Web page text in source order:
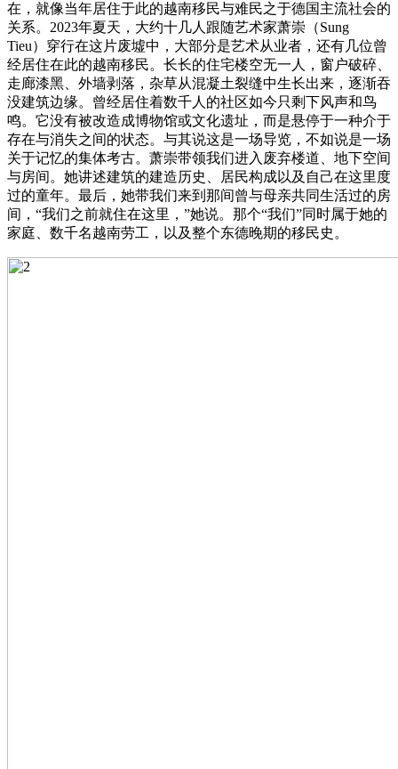
在，就像当年居住于此的越南移民与难民之于德国主流社会的
关系。2023年夏天，大约十几人跟随艺术家萧崇（Sung
Tieu）穿行在这片废墟中，大部分是艺术从业者，还有几位曾
经居住在此的越南移民。长长的住宅楼空无一人，窗户破碎、
走廊漆黑、外墙剥落，杂草从混凝土裂缝中生长出来，逐渐吞
没建筑边缘。曾经居住着数千人的社区如今只剩下风声和鸟
鸣。它没有被改造成博物馆或文化遗址，而是悬停于一种介于
存在与消失之间的状态。与其说这是一场导览，不如说是一场
关于记忆的集体考古。萧崇带领我们进入废弃楼道、地下空间
与房间。她讲述建筑的建造历史、居民构成以及自己在这里度
过的童年。最后，她带我们来到那间曾与母亲共同生活过的房
间，“我们之前就住在这里，”她说。那个“我们”同时属于她的
家庭、数千名越南劳工，以及整个东德晚期的移民史。